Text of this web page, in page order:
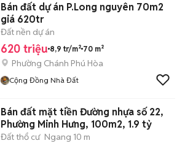
Bán đất dự án P.Long nguyên 70m2
giá 620tr
Đất nền dự án
620 triệu 8,9 tr/m² 70 m²
Phường Chánh Phú Hòa
Cộng Đồng Nhà Đất
Bán đất mặt tiền Đường nhựa số 22,
Phường Minh Hưng, 100m2, 1.9 tỷ
Đất thổ cư Ngang 10 m